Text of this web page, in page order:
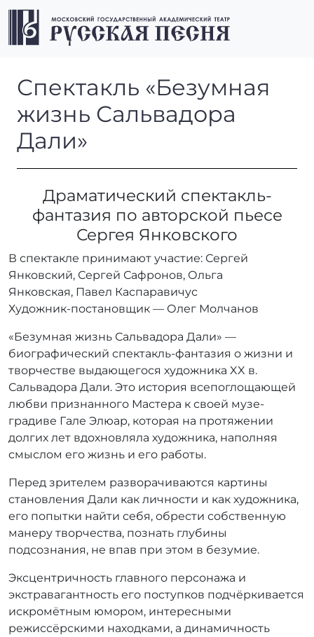
Перейти к содержимому
Перейти к футеру
Спектакль «Безумная
Спектакль «Безумная
жизнь Сальвадора
Дали»
Драматический спектакль-
фантазия по авторской пьесе
Сергея Янковского
В спектакле принимают участие: Сергей
Янковский, Сергей Сафронов, Ольга
Янковская, Павел Каспаравичус
Художник-постановщик — Олег Молчанов
«Безумная жизнь Сальвадора Дали» —
биографический спектакль-фантазия о жизни и
творчестве выдающегося художника XX в.
Сальвадора Дали. Это история всепоглощающей
любви признанного Мастера к своей музе-
градиве Гале Элюар, которая на протяжении
долгих лет вдохновляла художника, наполняя
смыслом его жизнь и его работы.
Перед зрителем разворачиваются картины
становления Дали как личности и как художника,
его попытки найти себя, обрести собственную
манеру творчества, познать глубины
подсознания, не впав при этом в безумие.
Эксцентричность главного персонажа и
экстравагантность его поступков подчёркивается
искромётным юмором, интересными
режиссёрскими находками, а динамичность